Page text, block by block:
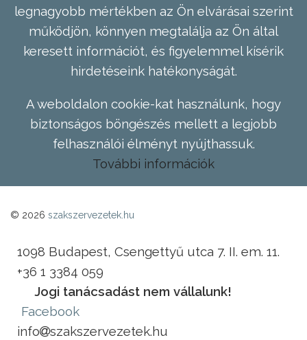
legnagyobb mértékben az Ön elvárásai szerint
működjön, könnyen megtalálja az Ön által
keresett információt, és figyelemmel kísérik
hirdetéseink hatékonyságát.
A weboldalon cookie-kat használunk, hogy
biztonságos böngészés mellett a legjobb
felhasználói élményt nyújthassuk.
További információk
© 2026 szakszervezetek.hu
1098 Budapest, Csengettyű utca 7. II. em. 11.
+36 1 3384 059
Jogi tanácsadást nem vállalunk!
Facebook
info
szakszervezetek.hu